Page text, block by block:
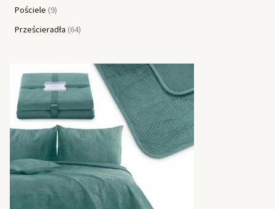
Pościele 9
Prześcieradła 64